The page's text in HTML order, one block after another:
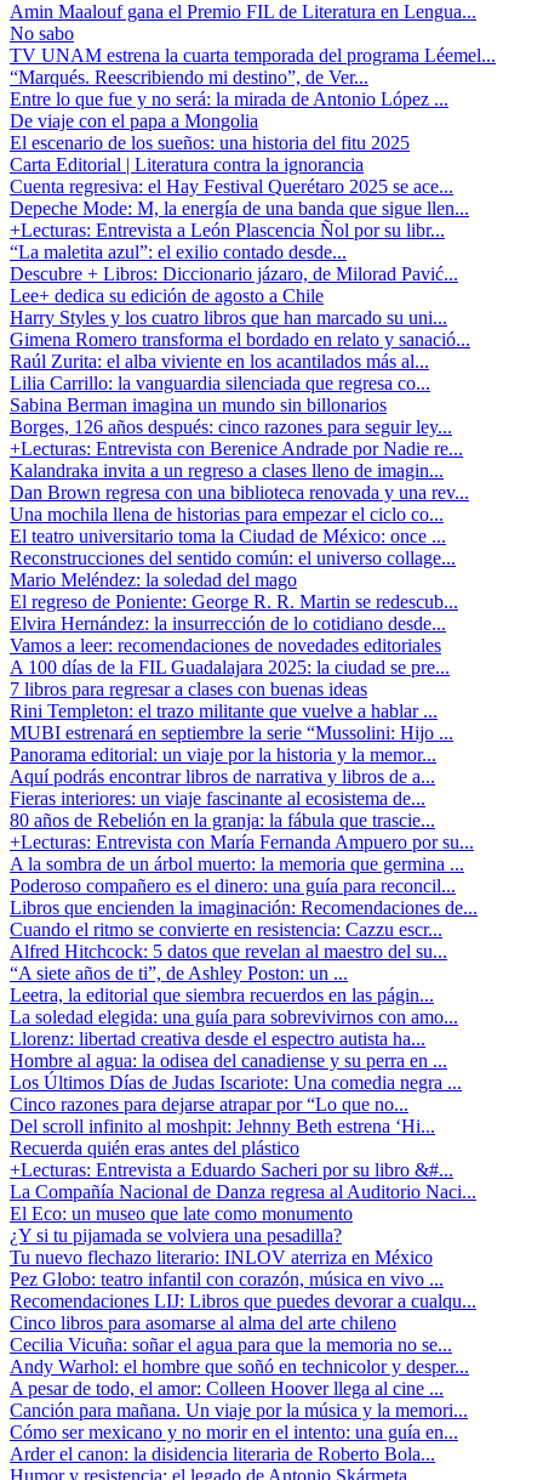
Amin Maalouf gana el Premio FIL de Literatura en Lengua...
No sabo
TV UNAM estrena la cuarta temporada del programa Léemel...
“Marqués. Reescribiendo mi destino”, de Ver...
Entre lo que fue y no será: la mirada de Antonio López ...
De viaje con el papa a Mongolia
El escenario de los sueños: una historia del fitu 2025
Carta Editorial | Literatura contra la ignorancia
Cuenta regresiva: el Hay Festival Querétaro 2025 se ace...
Depeche Mode: M, la energía de una banda que sigue llen...
+Lecturas: Entrevista a León Plascencia Ñol por su libr...
“La maletita azul”: el exilio contado desde...
Descubre + Libros: Diccionario jázaro, de Milorad Pavić...
Lee+ dedica su edición de agosto a Chile
Harry Styles y los cuatro libros que han marcado su uni...
Gimena Romero transforma el bordado en relato y sanació...
Raúl Zurita: el alba viviente en los acantilados más al...
Lilia Carrillo: la vanguardia silenciada que regresa co...
Sabina Berman imagina un mundo sin billonarios
Borges, 126 años después: cinco razones para seguir ley...
+Lecturas: Entrevista con Berenice Andrade por Nadie re...
Kalandraka invita a un regreso a clases lleno de imagin...
Dan Brown regresa con una biblioteca renovada y una rev...
Una mochila llena de historias para empezar el ciclo co...
El teatro universitario toma la Ciudad de México: once ...
Reconstrucciones del sentido común: el universo collage...
Mario Meléndez: la soledad del mago
El regreso de Poniente: George R. R. Martin se redescub...
Elvira Hernández: la insurrección de lo cotidiano desde...
Vamos a leer: recomendaciones de novedades editoriales
A 100 días de la FIL Guadalajara 2025: la ciudad se pre...
7 libros para regresar a clases con buenas ideas
Rini Templeton: el trazo militante que vuelve a hablar ...
MUBI estrenará en septiembre la serie “Mussolini: Hijo ...
Panorama editorial: un viaje por la historia y la memor...
Aquí podrás encontrar libros de narrativa y libros de a...
Fieras interiores: un viaje fascinante al ecosistema de...
80 años de Rebelión en la granja: la fábula que trascie...
+Lecturas: Entrevista con María Fernanda Ampuero por su...
A la sombra de un árbol muerto: la memoria que germina ...
Poderoso compañero es el dinero: una guía para reconcil...
Libros que encienden la imaginación: Recomendaciones de...
Cuando el ritmo se convierte en resistencia: Cazzu escr...
Alfred Hitchcock: 5 datos que revelan al maestro del su...
“A siete años de ti”, de Ashley Poston: un ...
Leetra, la editorial que siembra recuerdos en las págin...
La soledad elegida: una guía para sobrevivirnos con amo...
Llorenz: libertad creativa desde el espectro autista ha...
Hombre al agua: la odisea del canadiense y su perra en ...
Los Últimos Días de Judas Iscariote: Una comedia negra ...
Cinco razones para dejarse atrapar por “Lo que no...
Del scroll infinito al moshpit: Jehnny Beth estrena ‘Hi...
Recuerda quién eras antes del plástico
+Lecturas: Entrevista a Eduardo Sacheri por su libro &#...
La Compañía Nacional de Danza regresa al Auditorio Naci...
El Eco: un museo que late como monumento
¿Y si tu pijamada se volviera una pesadilla?
Tu nuevo flechazo literario: INLOV aterriza en México
Pez Globo: teatro infantil con corazón, música en vivo ...
Recomendaciones LIJ: Libros que puedes devorar a cualqu...
Cinco libros para asomarse al alma del arte chileno
Cecilia Vicuña: soñar el agua para que la memoria no se...
Andy Warhol: el hombre que soñó en technicolor y desper...
A pesar de todo, el amor: Colleen Hoover llega al cine ...
Canción para mañana. Un viaje por la música y la memori...
Cómo ser mexicano y no morir en el intento: una guía en...
Arder el canon: la disidencia literaria de Roberto Bola...
Humor y resistencia: el legado de Antonio Skármeta